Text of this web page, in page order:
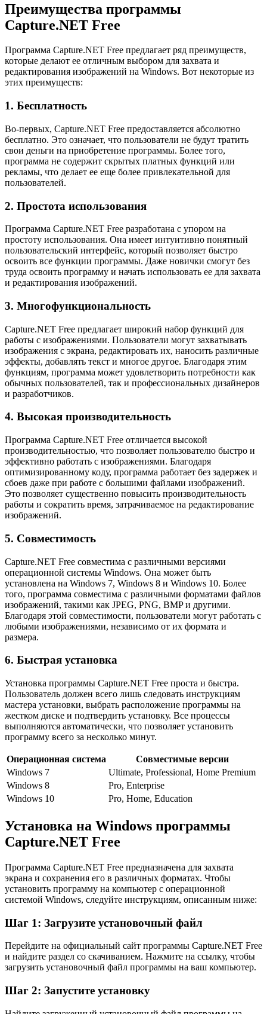
Преимущества программы
Capture.NET Free
Программа Capture.NET Free предлагает ряд преимуществ,
которые делают ее отличным выбором для захвата и
редактирования изображений на Windows. Вот некоторые из
этих преимуществ:
1. Бесплатность
Во-первых, Capture.NET Free предоставляется абсолютно
бесплатно. Это означает, что пользователи не будут тратить
свои деньги на приобретение программы. Более того,
программа не содержит скрытых платных функций или
рекламы, что делает ее еще более привлекательной для
пользователей.
2. Простота использования
Программа Capture.NET Free разработана с упором на
простоту использования. Она имеет интуитивно понятный
пользовательский интерфейс, который позволяет быстро
освоить все функции программы. Даже новички смогут без
труда освоить программу и начать использовать ее для захвата
и редактирования изображений.
3. Многофункциональность
Capture.NET Free предлагает широкий набор функций для
работы с изображениями. Пользователи могут захватывать
изображения с экрана, редактировать их, наносить различные
эффекты, добавлять текст и многое другое. Благодаря этим
функциям, программа может удовлетворить потребности как
обычных пользователей, так и профессиональных дизайнеров
и разработчиков.
4. Высокая производительность
Программа Capture.NET Free отличается высокой
производительностью, что позволяет пользователю быстро и
эффективно работать с изображениями. Благодаря
оптимизированному коду, программа работает без задержек и
сбоев даже при работе с большими файлами изображений.
Это позволяет существенно повысить производительность
работы и сократить время, затрачиваемое на редактирование
изображений.
5. Совместимость
Capture.NET Free совместима с различными версиями
операционной системы Windows. Она может быть
установлена на Windows 7, Windows 8 и Windows 10. Более
того, программа совместима с различными форматами файлов
изображений, такими как JPEG, PNG, BMP и другими.
Благодаря этой совместимости, пользователи могут работать с
любыми изображениями, независимо от их формата и
размера.
6. Быстрая установка
Установка программы Capture.NET Free проста и быстра.
Пользователь должен всего лишь следовать инструкциям
мастера установки, выбрать расположение программы на
жестком диске и подтвердить установку. Все процессы
выполняются автоматически, что позволяет установить
программу всего за несколько минут.
Операционная система
Совместимые версии
Windows 7
Ultimate, Professional, Home Premium
Windows 8
Pro, Enterprise
Windows 10
Pro, Home, Education
Установка на Windows программы
Capture.NET Free
Программа Capture.NET Free предназначена для захвата
экрана и сохранения его в различных форматах. Чтобы
установить программу на компьютер с операционной
системой Windows, следуйте инструкциям, описанным ниже:
Шаг 1: Загрузите установочный файл
Перейдите на официальный сайт программы Capture.NET Free
и найдите раздел со скачиванием. Нажмите на ссылку, чтобы
загрузить установочный файл программы на ваш компьютер.
Шаг 2: Запустите установку